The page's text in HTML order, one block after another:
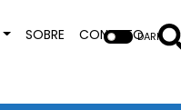
SOBRE CONTATODARK